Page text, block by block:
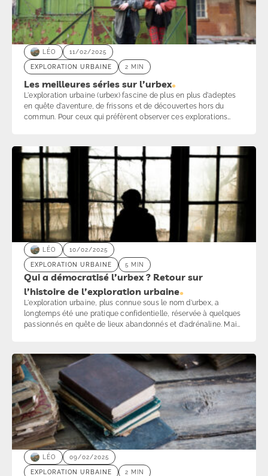
LÉO 11/02/2025
EXPLORATION URBAINE 2 MIN
Les meilleures séries sur l’urbex
L'exploration urbaine (urbex) fascine de plus en plus d'adeptes
en quête d'aventure, de frissons et de découvertes hors du
commun. Pour ceux qui préfèrent observer ces explorations
avec des liens pour en savoir plus ou visionner les bandes-
annonces.
LÉO 10/02/2025
EXPLORATION URBAINE 5 MIN
Qui a démocratisé l’urbex ? Retour sur
l’histoire de l’exploration urbaine
L'exploration urbaine, plus connue sous le nom d'urbex, a
longtemps été une pratique confidentielle, réservée à quelques
passionnés en quête de lieux abandonnés et d'adrénaline. Mais
contribué à sa popularisation ? Plongeons ensemble dans
l’histoire de cette pratique fascinante.
LÉO 09/02/2025
EXPLORATION URBAINE 2 MIN